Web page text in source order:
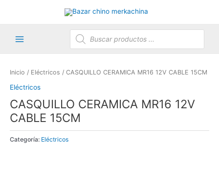
Búsqueda
de
productos
Inicio / Eléctricos / CASQUILLO CERAMICA MR16 12V CABLE 15CM
Eléctricos
CASQUILLO CERAMICA MR16 12V
CABLE 15CM
Categoría: Eléctricos